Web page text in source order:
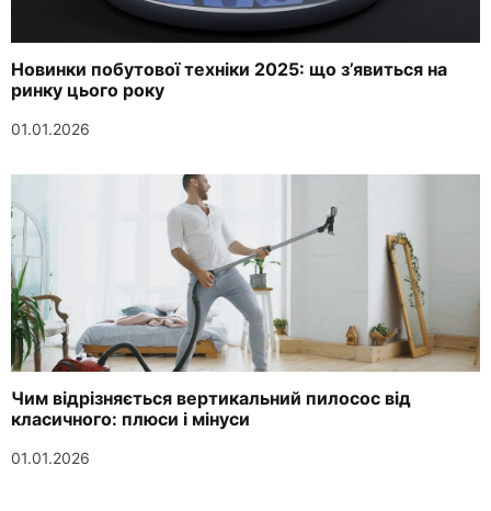
Новинки побутової техніки 2025: що з’явиться на
ринку цього року
01.01.2026
Чим відрізняється вертикальний пилосос від
класичного: плюси і мінуси
01.01.2026